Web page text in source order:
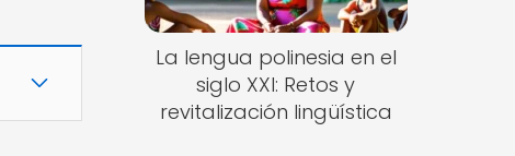
La lengua polinesia en el
siglo XXI: Retos y
revitalización lingüística